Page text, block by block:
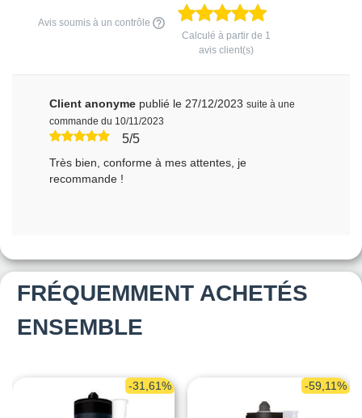
Avis soumis à un contrôle
Calculé à partir de 1
avis client(s)
Client anonyme publié le 27/12/2023 suite à une
commande du 10/11/2023
5/5
Très bien, conforme à mes attentes, je
recommande !
FRÉQUEMMENT ACHETÉS
ENSEMBLE
-31,61% -59,11%